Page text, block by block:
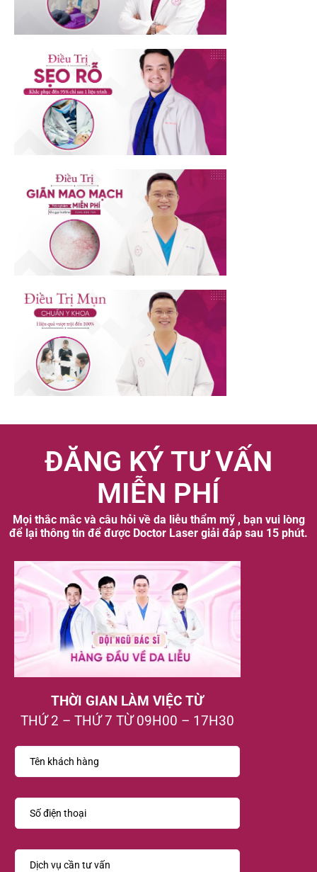
ĐĂNG KÝ TƯ VẤN
MIỄN PHÍ
Mọi thắc mắc và câu hỏi về da liễu thẩm mỹ , bạn vui lòng
để lại thông tin để được Doctor Laser giải đáp sau 15 phút.
THỜI GIAN LÀM VIỆC TỪ
THỨ 2 – THỨ 7 TỪ 09H00 – 17H30